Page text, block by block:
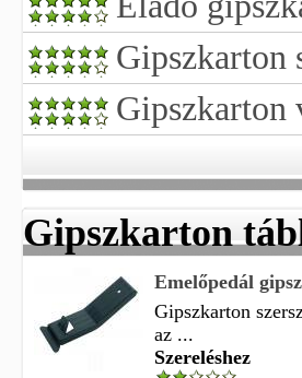
Gipszkarton
Gipszkarton
Gipszkarton
Emelőpedál
Gipszkarton
az ...
Szereléshez